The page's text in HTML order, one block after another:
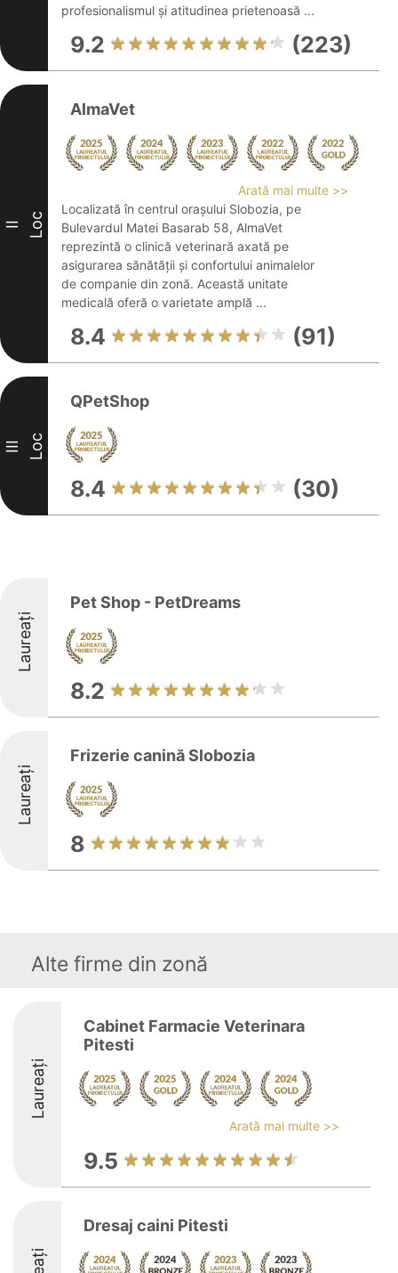
profesionalismul și atitudinea prietenoasă ...
9.2 (223)
II Loc
AlmaVet
Arată mai multe >>
Localizată în centrul orașului Slobozia, pe
Bulevardul Matei Basarab 58, AlmaVet
reprezintă o clinică veterinară axată pe
asigurarea sănătății și confortului animalelor
de companie din zonă. Această unitate
medicală oferă o varietate amplă ...
8.4 (91)
III Loc
QPetShop
8.4 (30)
Laureați
Pet Shop - PetDreams
8.2
Laureați
Frizerie canină Slobozia
8
Alte firme din zonă
Laureați
Cabinet Farmacie Veterinara
Pitesti
Arată mai multe >>
9.5
Dresaj caini Pitesti